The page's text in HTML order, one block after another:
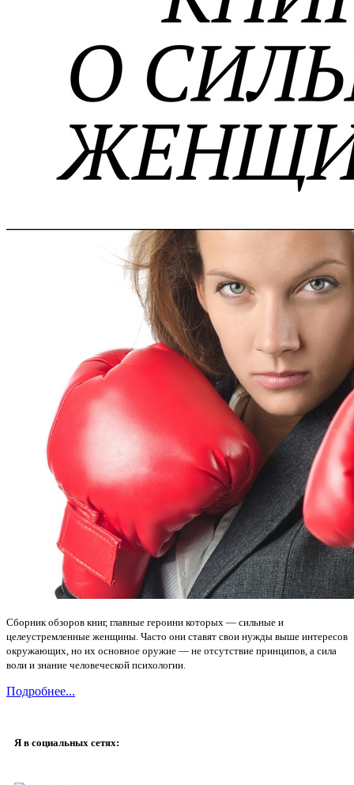
Сборник обзоров книг, главные героини которых — сильные и
целеустремленные женщины. Часто они ставят свои нужды выше интересов
окружающих, но их основное оружие — не отсутствие принципов, а сила
воли и знание человеческой психологии.
Подробнее...
Я в социальных сетях: